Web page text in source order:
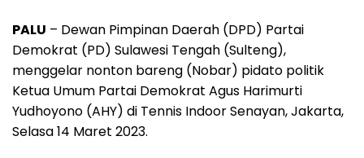
PALU – Dewan Pimpinan Daerah (DPD) Partai
Demokrat (PD) Sulawesi Tengah (Sulteng),
menggelar nonton bareng (Nobar) pidato politik
Ketua Umum Partai Demokrat Agus Harimurti
Yudhoyono (AHY) di Tennis Indoor Senayan, Jakarta,
Selasa 14 Maret 2023.